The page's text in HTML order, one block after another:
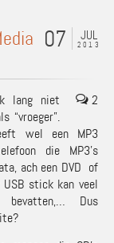
JUL
2013
07
2
lang niet
“vroeger”.
wel een MP3
die MP3’s
ach een DVD of
stick kan veel
bevatten,… Dus